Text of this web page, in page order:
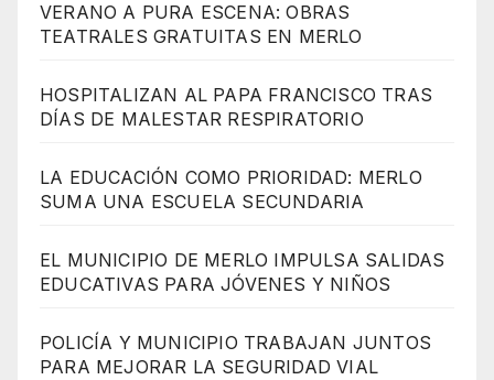
VERANO A PURA ESCENA: OBRAS
TEATRALES GRATUITAS EN MERLO
HOSPITALIZAN AL PAPA FRANCISCO TRAS
DÍAS DE MALESTAR RESPIRATORIO
LA EDUCACIÓN COMO PRIORIDAD: MERLO
SUMA UNA ESCUELA SECUNDARIA
EL MUNICIPIO DE MERLO IMPULSA SALIDAS
EDUCATIVAS PARA JÓVENES Y NIÑOS
POLICÍA Y MUNICIPIO TRABAJAN JUNTOS
PARA MEJORAR LA SEGURIDAD VIAL